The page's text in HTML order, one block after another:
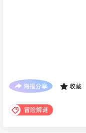
海报分享 收藏
冒险解谜